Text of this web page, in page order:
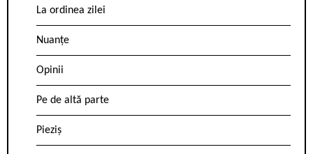
La ordinea zilei
Nuanțe
Opinii
Pe de altă parte
Pieziș